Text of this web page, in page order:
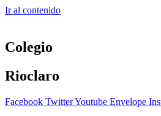
Ir al contenido
Colegio
Rioclaro
Facebook TwitterYoutube Envelope